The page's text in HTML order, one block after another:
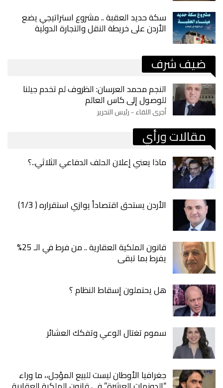
سكة حديد العقبة .. مشروع استراتيجي يضع
الأردن على خريطة النقل والتجارة الدولية
ضيف شرف
النجم محمد العرسان: الظروف لم تخدم جيلنا
للوصول إلى كاس العالم
أجرى اللقاء - رئيس التحرير
مقالات ورأي
ماذا يعني إعلان الحلف الدفاعي الثلاثي..؟
الأردن يستحق اقتصاداً يوازي استقراره ( 1/3)
قانون الملكية العقارية .. من فرط في الـ 25%
يفرط بما تبقى
هل يحتملون إسقاط النظام ؟
سموم تغتال الوعي وتفكك العشائر
جغرافيا الأوطان ليست للبيع المؤجل،، ما وراء